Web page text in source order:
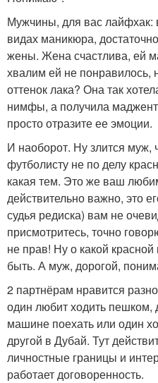
Мужчины, для вас лайфхак:
видах маникюра,
жены. Жена счастлива, ей
хвалим ей не понравилось,
оттенок лака? Она так
нимфы, а получила
просто отразите ее эмоции.
И наоборот. Ну злится муж,
футболисту не по делу
какая тем. Это же ваш
действительно важно, это
судья редиска) вам не
присмотритесь, точно
не прав! Ну о какой красной
быть. А муж, дорогой,
2 партнёрам нравится
один любит ходить пешком,
машине поехать или один
другой в Дубай. Тут
личностные границы и
работает договоренность.